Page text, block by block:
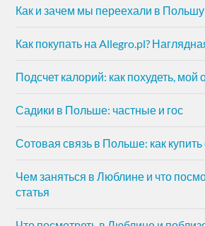
Как и зачем мы переехали в Польшу
Как покупать на Allegro.pl?
Подсчет калорий: как похудеть, мой
Садики в Польше: частные и гос
Сотовая связь в Польше: как
Чем заняться в Люблине и что
статья